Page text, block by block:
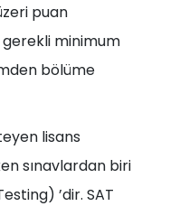
puan
minimum
bölüme
lisans
sınavlardan biri
’dir. SAT